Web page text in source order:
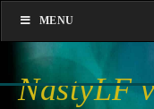
NastyLF
MENU